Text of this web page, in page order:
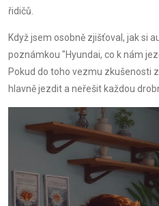
řidičů.
Když jsem osobně zjišťoval, jak si
poznámkou "Hyundai, co k nám
Pokud do toho vezmu zkušenosti
hlavně jezdit a neřešit každou